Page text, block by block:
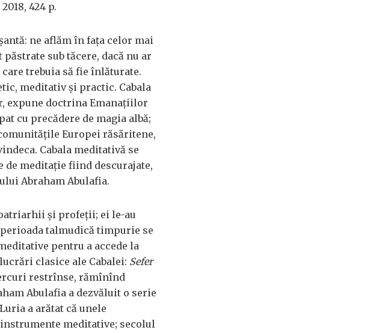
424 p.
ne aflăm în fața celor mai
sub tăcere, dacă nu ar
trebuia să fie înlăturate.
meditativ și practic. Cabala
expune doctrina Emanațiilor
cu precădere de magia albă;
Europei răsăritene,
Cabala meditativă se
de meditație fiind descurajate,
Abraham Abulafia.
și profeții; ei le-au
talmudică timpurie se
pentru a accede la
clasice ale Cabalei: Sefer
restrînse, rămînînd
Abulafia a dezvăluit o serie
a arătat că unele
meditative; secolul